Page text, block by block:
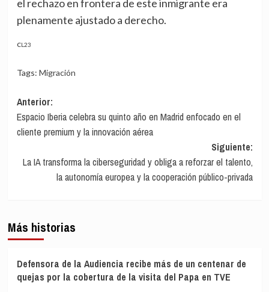
el rechazo en frontera de este inmigrante era
plenamente ajustado a derecho.
CL23
Tags: Migración
Navegación
de
entradas
Anterior:
Espacio Iberia celebra su quinto año en Madrid enfocado en el
cliente premium y la innovación aérea
Siguiente:
La IA transforma la ciberseguridad y obliga a reforzar el talento,
la autonomía europea y la cooperación público-privada
Más historias
Defensora de la Audiencia recibe más de un centenar de
quejas por la cobertura de la visita del Papa en TVE